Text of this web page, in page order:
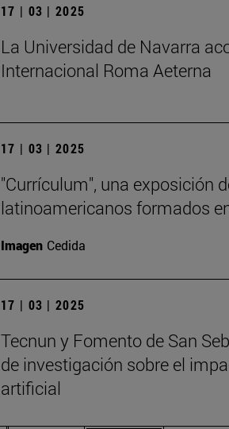
17 | 03 | 2025
La Universidad de Navarra
Internacional Roma Aeterna
17 | 03 | 2025
"Currículum", una exposición
latinoamericanos formados
Imagen Cedida
17 | 03 | 2025
Tecnun y Fomento de San
de investigación sobre el
artificial